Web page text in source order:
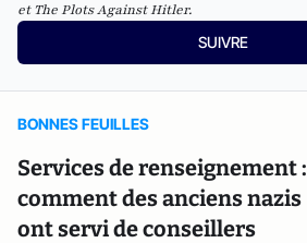
et The Plots Against Hitler.
SUIVRE
BONNES FEUILLES
Services de renseignement :
comment des anciens nazis
ont servi de conseillers